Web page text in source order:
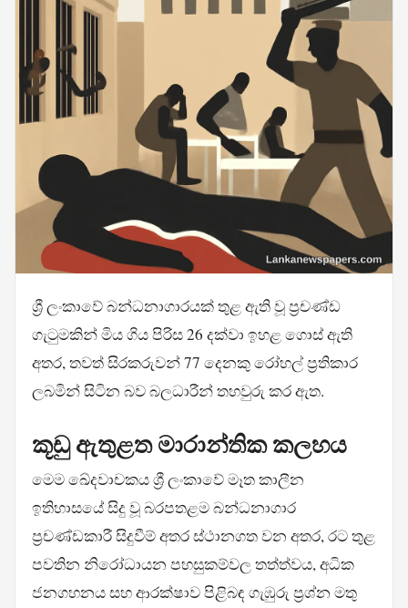
ශ්‍රී ලංකාවේ බන්ධනාගාරයක් තුළ ඇති වූ ප්‍රචණ්ඩ
ගැටුමකින් මිය ගිය පිරිස 26 දක්වා ඉහළ ගොස් ඇති
අතර, තවත් සිරකරුවන් 77 දෙනකු රෝහල් ප්‍රතිකාර
ලබමින් සිටින බව බලධාරීන් තහවුරු කර ඇත.
කූඩු ඇතුළත මාරාන්තික කලහය
මෙම ඛේදවාචකය ශ්‍රී ලංකාවේ මෑත කාලීන
ඉතිහාසයේ සිදු වූ බරපතළම බන්ධනාගාර
ප්‍රචණ්ඩකාරී සිදුවීම් අතර ස්ථානගත වන අතර, රට තුළ
පවතින නිරෝධායන පහසුකම්වල තත්ත්වය, අධික
ජනගහනය සහ ආරක්ෂාව පිළිබඳ ගැඹුරු ප්‍රශ්න මතු